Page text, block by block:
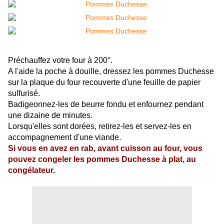
Préchauffez votre four à 200°.
A l'aide la poche à douille, dressez les pommes Duchesse
sur la plaque du four recouverte d'une feuille de papier
sulfurisé.
Badigeonnez-les de beurre fondu et enfournez pendant
une dizaine de minutes.
Lorsqu'elles sont dorées, retirez-les et servez-les en
accompagnement d'une viande.
Si vous en avez en rab, avant cuisson au four, vous
pouvez congeler les pommes Duchesse à plat, au
congélateur.